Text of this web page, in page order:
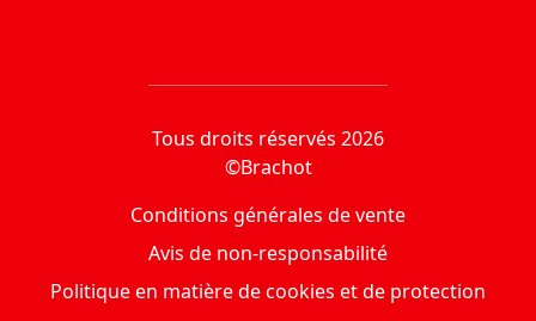
Tous droits réservés 2026
©Brachot
Conditions générales de vente
Avis de non-responsabilité
Politique en matière de cookies et de protection